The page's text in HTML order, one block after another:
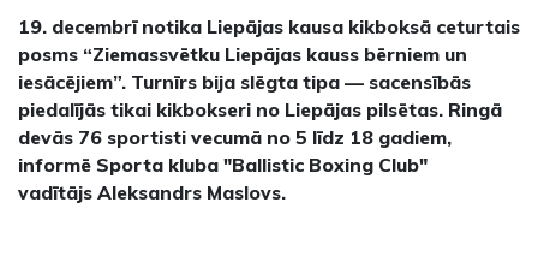
19. decembrī notika Liepājas kausa kikboksā ceturtais
posms “Ziemassvētku Liepājas kauss bērniem un
iesācējiem”. Turnīrs bija slēgta tipa — sacensībās
piedalījās tikai kikbokseri no Liepājas pilsētas. Ringā
devās 76 sportisti vecumā no 5 līdz 18 gadiem,
informē Sporta kluba "Ballistic Boxing Club"
vadītājs Aleksandrs Maslovs.